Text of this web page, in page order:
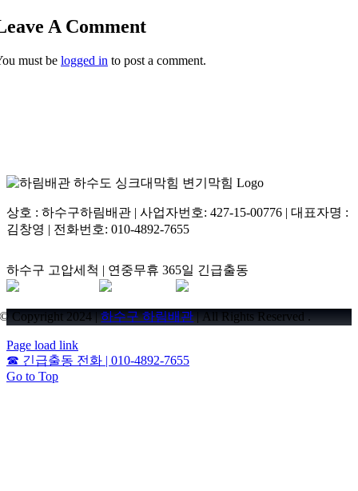
A Comment
must be logged in to post a comment.
상호 : 하수구하림배관 | 사업자번호: 427-15-00776 | 대표자명 :
김창영 | 전화번호: 010-4892-7655
하수구 고압세척 | 연중무휴 365일 긴급출동
© Copyright 2024 |하수구 하림배관 | All Rights Reserved .
Page load link
☎ 긴급출동 전화 | 010-4892-7655
Go to Top